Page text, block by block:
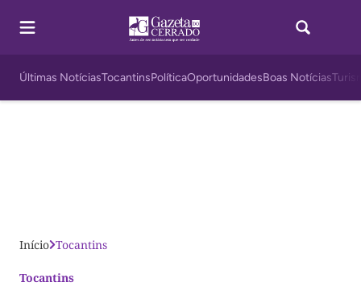
Últimas NotíciasTocantinsPolíticaOportunidadesBoas Notícias
Início Tocantins
Tocantins